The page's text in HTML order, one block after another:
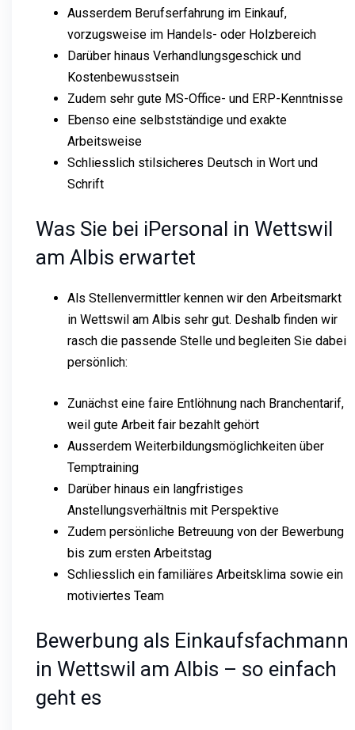
Ausserdem Berufserfahrung im Einkauf,
vorzugsweise im Handels- oder Holzbereich
Darüber hinaus Verhandlungsgeschick und
Kostenbewusstsein
Zudem sehr gute MS-Office- und ERP-Kenntnisse
Ebenso eine selbstständige und exakte
Arbeitsweise
Schliesslich stilsicheres Deutsch in Wort und
Schrift
Was Sie bei iPersonal in Wettswil
am Albis erwartet
Als Stellenvermittler kennen wir den Arbeitsmarkt
in Wettswil am Albis sehr gut. Deshalb finden wir
rasch die passende Stelle und begleiten Sie dabei
persönlich:
Zunächst eine faire Entlöhnung nach Branchentarif,
weil gute Arbeit fair bezahlt gehört
Ausserdem Weiterbildungsmöglichkeiten über
Temptraining
Darüber hinaus ein langfristiges
Anstellungsverhältnis mit Perspektive
Zudem persönliche Betreuung von der Bewerbung
bis zum ersten Arbeitstag
Schliesslich ein familiäres Arbeitsklima sowie ein
motiviertes Team
Bewerbung als Einkaufsfachmann
in Wettswil am Albis – so einfach
geht es